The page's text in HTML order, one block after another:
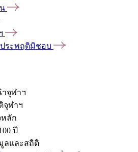
ประพฤติมิชอบ
จุฬาฯ
จุฬาฯ
ลัก
ปี
ลและสถิติ